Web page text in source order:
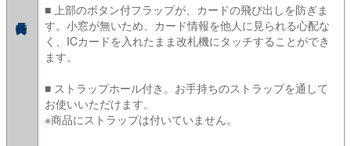
■ 上部のボタン付フラップが、カードの飛び出しを防ぎま
す。小窓が無いため、カード情報を他人に見られる心配な
く、ICカードを入れたまま改札機にタッチすることができ
ます。
■ ストラップホール付き。お手持ちのストラップを通して
お使いいただけます。
※商品にストラップは付いていません。